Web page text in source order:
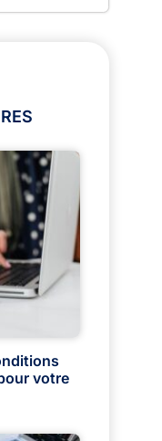
votre